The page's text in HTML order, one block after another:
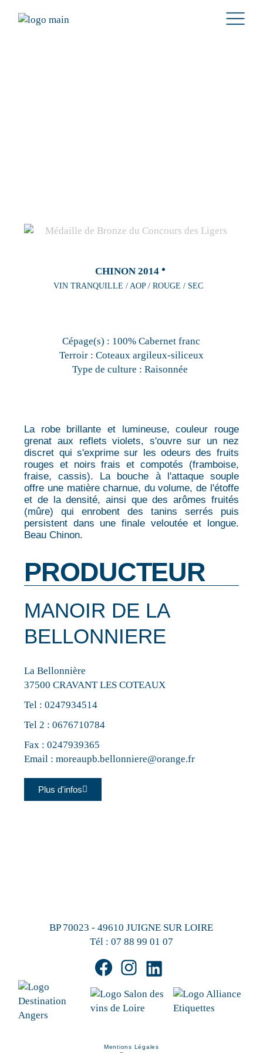
CHINON 2014
VIN TRANQUILLE / AOP / ROUGE / SEC
Cépage(s) : 100% Cabernet franc
Terroir : Coteaux argileux-siliceux
Type de culture : Raisonnée
La robe brillante et lumineuse, couleur rouge
grenat aux reflets violets, s'ouvre sur un nez
discret qui s'exprime sur les odeurs des fruits
rouges et noirs frais et compotés (framboise,
fraise, cassis). La bouche à l'attaque souple
offre une matière charnue, du volume, de l'étoffe
et de la densité, ainsi que des arômes fruités
(mûre) qui enrobent des tanins serrés puis
persistent dans une finale veloutée et longue.
Beau Chinon.
PRODUCTEUR
MANOIR DE LA
BELLONNIERE
La Bellonnière
37500 CRAVANT LES COTEAUX
Tel :0247934514
Tel 2 :0676710784
Fax : 0247939365
Email :moreaupb.bellonniere@orange.fr
Plus d'infos
BP 70023 - 49610 JUIGNE SUR LOIRE
Tél : 07 88 99 01 07
Mentions Légales